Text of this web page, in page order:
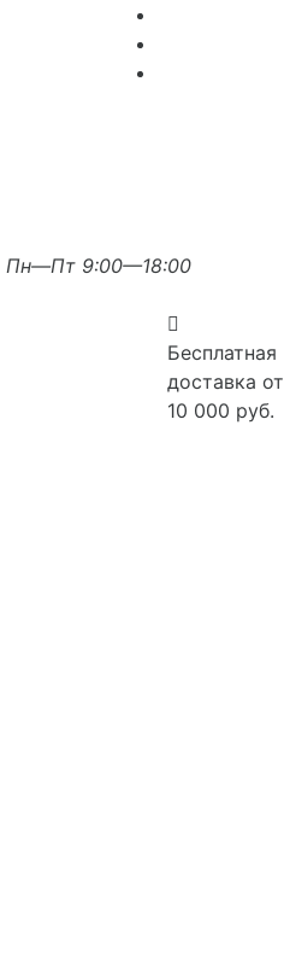
Пн—Пт 9:00—18:00
Бесплатная
доставка от
10 000 руб.